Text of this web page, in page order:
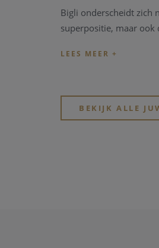
Bigli onderscheidt zich
superpositie, maar ook
vervaardigd uit geel,
Shine on, withBIGLI!
BEKIJK ALLE